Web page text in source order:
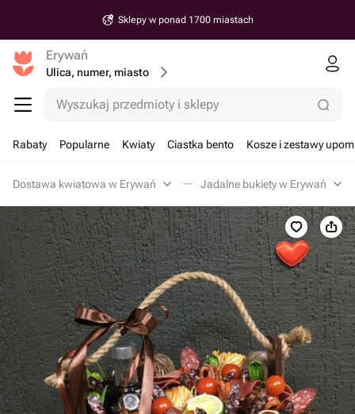
Sklepy w ponad 1700 miastach
Erywań
Ulica, numer, miasto
Wyszukaj przedmioty i sklepy
Rabaty Popularne Kwiaty Ciastka bento Kosze i zestawy
Dostawa kwiatowa w Erywań Jadalne bukiety w Erywań